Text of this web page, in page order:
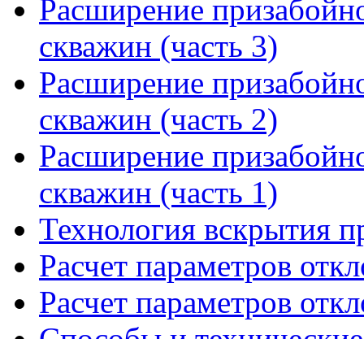
Расширение
скважин (часть 3)
Расширение
скважин (часть 2)
Расширение
скважин (часть 1)
Технология вскрытия
Расчет параметров
Расчет параметров